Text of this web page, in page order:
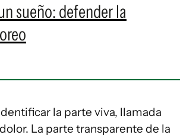
sueño: defender la
la parte viva, llamada
La parte transparente de la